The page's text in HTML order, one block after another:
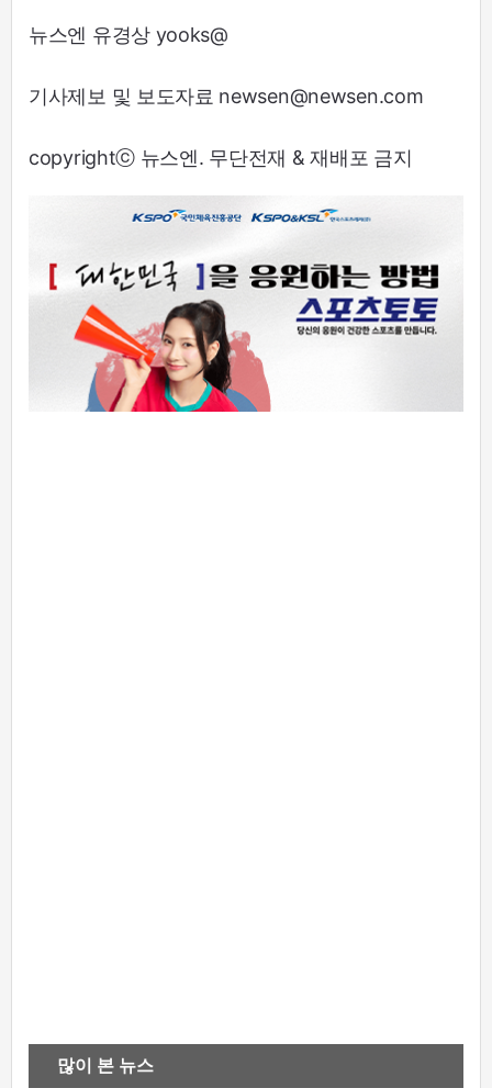
뉴스엔 유경상 yooks@
기사제보 및 보도자료 newsen@newsen.com
copyrightⓒ 뉴스엔. 무단전재 & 재배포 금지
많이 본 뉴스